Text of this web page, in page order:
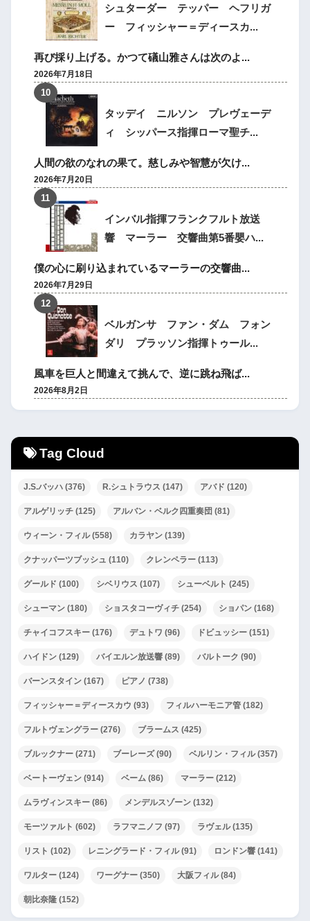
シュターダー テッパー ヘフリガ
ー フィッシャー＝ディースカ...
再び採り上げる。かつて礒山雅さんは次のよ...
2026年7月18日
タッデイ ニルソン プレヴェーデ
ィ シッパース指揮ローマ聖チ...
人間の欲のなれの果て。慈しみや智慧が欠け...
2026年7月20日
インバル指揮フランクフルト放送
響 マーラー 交響曲第5番嬰ハ...
僕の心に刷り込まれているマーラーの交響曲...
2026年7月29日
ベルガンサ ファン・ダム フォン
ダリ プラッソン指揮トゥール...
風車を巨人と間違えて挑んで、逆に跳ね飛ば...
2026年8月2日
Tag Cloud
J.S.バッハ (376) R.シュトラウス (147) アバド (120)
アルゲリッチ (125) アルバン・ベルク四重奏団 (81)
ウィーン・フィル(558) カラヤン (139)
クナッパーツブッシュ (110) クレンペラー (113)
グールド (100) シベリウス (107) シューベルト (245)
シューマン (180) ショスタコーヴィチ (254) ショパン (168)
チャイコフスキー (176) デュトワ (96) ドビュッシー (151)
ハイドン (129) バイエルン放送響 (89) バルトーク (90)
バーンスタイン (167) ピアノ (738)
フィッシャー＝ディースカウ (93) フィルハーモニア管 (182)
フルトヴェングラー (276) ブラームス (425)
ブルックナー (271) ブーレーズ(90) ベルリン・フィル(357)
ベートーヴェン (914) ベーム (86) マーラー (212)
ムラヴィンスキー (86) メンデルスゾーン (132)
モーツァルト (602) ラフマニノフ (97) ラヴェル(135)
リスト (102) レニングラード・フィル(91) ロンドン響 (141)
ワルター (124) ワーグナー (350) 大阪フィル(84)
朝比奈隆 (152)